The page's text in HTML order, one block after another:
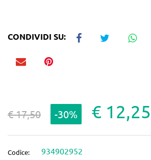
CONDIVIDI SU:
€ 17,50 -30% € 12,25
Codice: 934902952